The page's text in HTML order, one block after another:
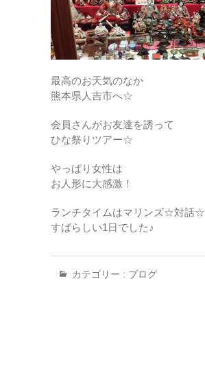
最高のお天気のなか
熊本県人吉市へ☆
会員さんがお友達を誘って
ひな祭りツアー☆
やっぱり女性は
お人形に大感激！
ランチタイムはマリンズ☆対話☆
すばらしい1日でした♪
カテゴリー : ブログ